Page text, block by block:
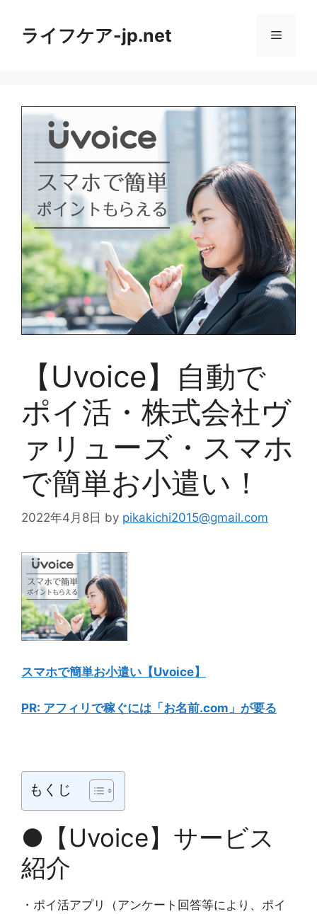
ライフケア-jp.net メ
ュ
【Uvoice】自動で
ポイ活・株式会社ヴ
ァリューズ・スマホ
で簡単お小遣い！
2022年4月8日 by pikakichi2015@gmail.com
スマホで簡単お小遣い【Uvoice】
PR: アフィリで稼ぐには「お名前.com」が要る
もくじ
●【Uvoice】サービス
紹介
・ポイ活アプリ（アンケート回答等により、ポイ